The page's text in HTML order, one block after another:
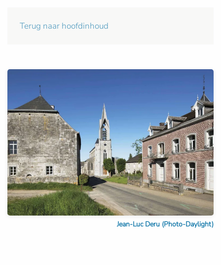
Terug naar hoofdinhoud
Jean-Luc Deru (Photo-Daylight)